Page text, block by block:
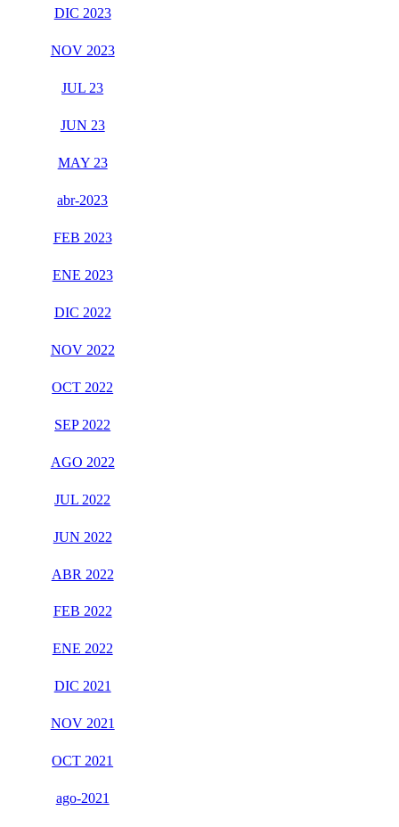
DIC 2023
NOV 2023
JUL 23
JUN 23
MAY 23
abr-2023
FEB 2023
ENE 2023
DIC 2022
NOV 2022
OCT 2022
SEP 2022
AGO 2022
JUL 2022
JUN 2022
ABR 2022
FEB 2022
ENE 2022
DIC 2021
NOV 2021
OCT 2021
ago-2021